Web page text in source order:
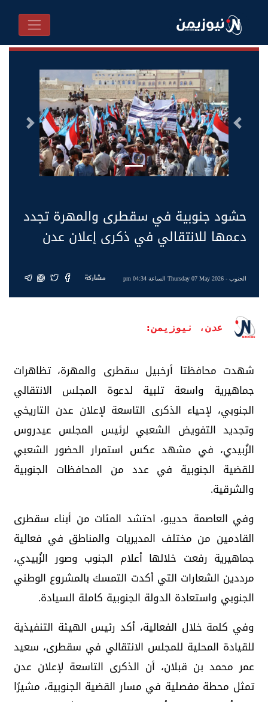
السابق التالى
حشود جنوبية في سقطرى والمهرة تجدد
دعمها للانتقالي في ذكرى إعلان عدن
الجنوب- Thursday 07 May 2026 الساعة 04:34 pm مشاركة
عدن، نيوزيمن:
شهدت محافظتا أرخبيل سقطرى والمهرة، تظاهرات
جماهيرية واسعة تلبية لدعوة المجلس الانتقالي
الجنوبي، لإحياء الذكرى التاسعة لإعلان عدن التاريخي
وتجديد التفويض الشعبي لرئيس المجلس عيدروس
الزُبيدي، في مشهد عكس استمرار الحضور الشعبي
للقضية الجنوبية في عدد من المحافظات الجنوبية
والشرقية.
وفي العاصمة حديبو، احتشد المئات من أبناء سقطرى
القادمين من مختلف المديريات والمناطق في فعالية
جماهيرية رفعت خلالها أعلام الجنوب وصور الزُبيدي،
مرددين الشعارات التي أكدت التمسك بالمشروع الوطني
الجنوبي واستعادة الدولة الجنوبية كاملة السيادة.
وفي كلمة خلال الفعالية، أكد رئيس الهيئة التنفيذية
للقيادة المحلية للمجلس الانتقالي في سقطرى، سعيد
عمر محمد بن قبلان، أن الذكرى التاسعة لإعلان عدن
تمثل محطة مفصلية في مسار القضية الجنوبية، مشيرًا